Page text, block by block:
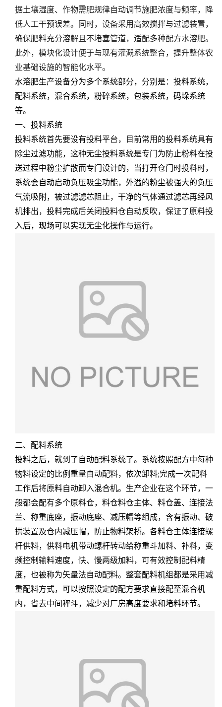
据土壤湿度、作物需肥规律自动调节施肥浓度与频率，降
低人工干预误差。同时，设备采用高效搅拌与过滤装置，
确保肥料充分溶解且不堵塞管道，适配多种配方水溶肥。
此外，模块化设计便于与现有灌溉系统整合，提升整体农
业基础设施的智能化水平。
水溶肥生产设备分为多个系统部分，分别是：投料系统，
配料系统，混合系统，粉碎系统，包装系统，码垛系统
等。
一、投料系统
投料系统首先要设有投料平台，目前常用的投料系统具有
除尘过滤功能，这种无尘投料系统是专门为防止粉料在投
送过程中粉尘扩散而专门设计的，当打开仓门时投料时，
系统会自动启动负压吸尘功能，外溢的粉尘被强大的负压
气流吸附，被过滤滤芯阻止，干净的气体通过滤芯再经风
机排出，投料完成后关闭投料仓自动反吹，保证了原料投
入后，现场可以实现无尘化操作与运行。
二、配料系统
投料之后，就到了自动配料系统了。系统按照配方中每种
物料设定的比例重量自动配料，依次卸料;完成一次配料
工作后将原料自动卸入混合机。生产企业在这个环节，一
般都会配有多个原料仓，料仓料仓主体、料仓盖、连接法
兰、称重底座，振动底座、减压帽等组成，含有振动、破
拱装置及仓内减压帽，防止物料架桥。各料仓主体连接螺
杆供料，供料电机带动螺杆转动给称重斗加料、补料，变
频控制输料速度，快、慢两级加料，可有效控制配料精
度，也被称为矢量法自动配料。整套配料机组都是采用减
重配料方式，可以按照设定的配方要求直接配至混合机
内，省去中间秤斗，减少对厂房高度要求和堵料环节。